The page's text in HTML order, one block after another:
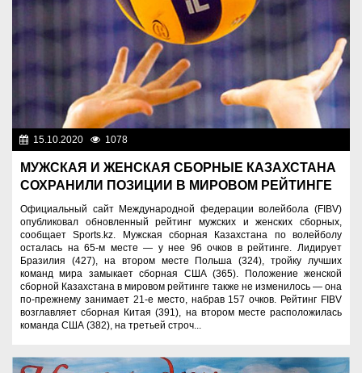
15.10.2020 1078
МУЖСКАЯ И ЖЕНСКАЯ СБОРНЫЕ КАЗАХСТАНА
СОХРАНИЛИ ПОЗИЦИИ В МИРОВОМ РЕЙТИНГЕ
Официальный сайт Международной федерации волейбола (FIBV)
опубликовал обновленный рейтинг мужских и женских сборных,
сообщает Sports.kz. Мужская сборная Казахстана по волейболу
осталась на 65-м месте — у нее 96 очков в рейтинге. Лидирует
Бразилия (427), на втором месте Польша (324), тройку лучших
команд мира замыкает сборная США (365). Положение женской
сборной Казахстана в мировом рейтинге также не изменилось — она
по-прежнему занимает 21-е место, набрав 157 очков. Рейтинг FIBV
возглавляет сборная Китая (391), на втором месте расположилась
команда США (382), на третьей строч...